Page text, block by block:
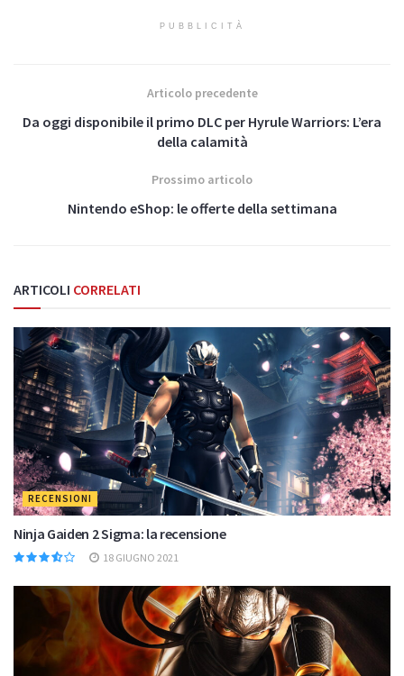
PUBBLICITÀ
Articolo precedente
Da oggi disponibile il primo DLC per Hyrule Warriors: L’era
della calamità
Prossimo articolo
Nintendo eShop: le offerte della settimana
ARTICOLI CORRELATI
RECENSIONI
Ninja Gaiden 2 Sigma: la recensione
18 GIUGNO 2021